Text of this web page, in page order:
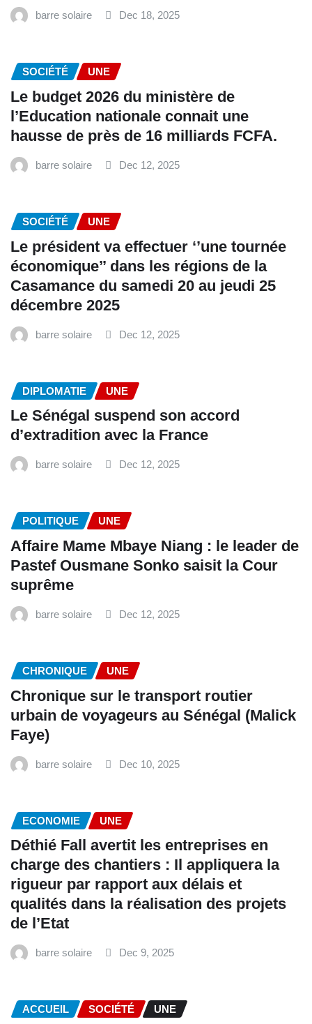
barre solaire Dec 18, 2025
SOCIÉTÉ UNE
Le budget 2026 du ministère de
l’Education nationale connait une
hausse de près de 16 milliards FCFA.
barre solaire Dec 12, 2025
SOCIÉTÉ UNE
Le président va effectuer ‘’une tournée
économique’’ dans les régions de la
Casamance du samedi 20 au jeudi 25
décembre 2025
barre solaire Dec 12, 2025
DIPLOMATIE UNE
Le Sénégal suspend son accord
d’extradition avec la France
barre solaire Dec 12, 2025
POLITIQUE UNE
Affaire Mame Mbaye Niang : le leader de
Pastef Ousmane Sonko saisit la Cour
suprême
barre solaire Dec 12, 2025
CHRONIQUE UNE
Chronique sur le transport routier
urbain de voyageurs au Sénégal (Malick
Faye)
barre solaire Dec 10, 2025
ECONOMIE UNE
Déthié Fall avertit les entreprises en
charge des chantiers : Il appliquera la
rigueur par rapport aux délais et
qualités dans la réalisation des projets
de l’Etat
barre solaire Dec 9, 2025
ACCUEIL SOCIÉTÉ UNE